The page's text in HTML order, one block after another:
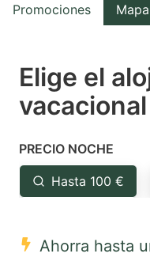
the
select
a
Press
the
question
key
Promociones Mapa
Elige el
PRECIO NOCHE
Hasta 100 €
Ahorra hasta